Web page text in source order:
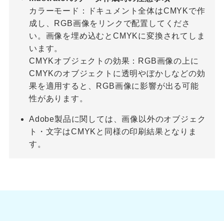
カラーモード：ドキュメント全体はCMYKで作
成し、RGB画像をリンクで配置してくださ
い。画像を埋め込むとCMYKに変換されてしま
います。
CMYKオブジェクトの効果：RGB画像の上に
CMYKのオブジェクトに透明やぼかしなどの効
果を適用すると、RGB画像に影響が出る可能
性があります。
Adobe製品に関しては、画像以外のオブジェク
ト・文字はCMYKと同様の印刷結果となりま
す。